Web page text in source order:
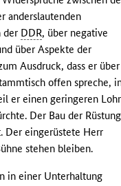
anderslautenden
der DDR, über negative
über Aspekte der
Ausdruck, dass er über
offen spreche,
er einen geringeren
Der Bau der Rüstung
Der eingerüstete Herr
stehen bleiben.
in einer Unterhaltung